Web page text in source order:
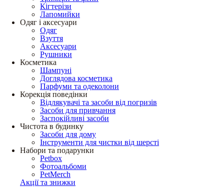
Кігтерізи
Лапомийки
Одяг і аксесуари
Одяг
Взуття
Аксесуари
Рушники
Косметика
Шампуні
Доглядова косметика
Парфуми та одеколони
Корекція поведінки
Відлякувачі та засоби від погризів
Засоби для привчання
Заспокійливі засоби
Чистота в будинку
Засоби для дому
Інструменти для чистки від шерсті
Набори та подарунки
Petbox
Фотоальбоми
PetMerch
Акції та знижки